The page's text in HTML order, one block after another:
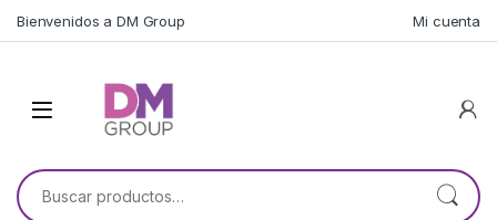
Bienvenidos a DM Group Mi cuenta
Buscar por: